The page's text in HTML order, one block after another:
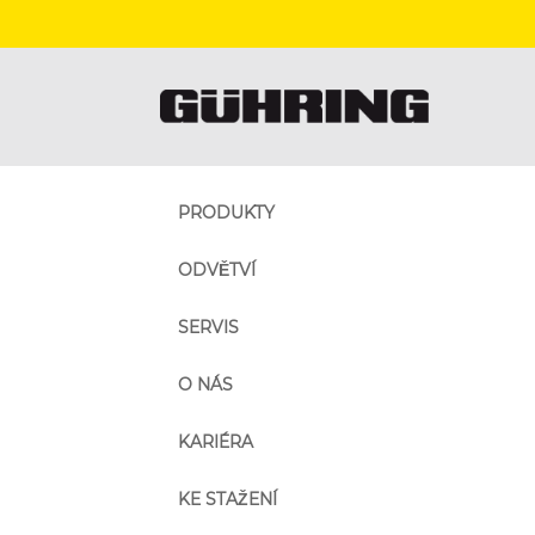
PRODUKTY
ODVĚTVÍ
SERVIS
O NÁS
KARIÉRA
KE STAŽENÍ